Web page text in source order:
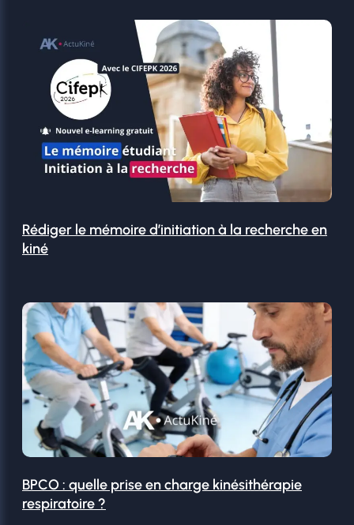
Rédiger le mémoire d’initiation à la recherche en
kiné
BPCO : quelle prise en charge kinésithérapie
respiratoire ?